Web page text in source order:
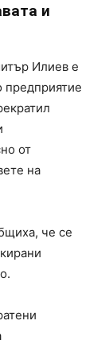
и
Илиев е
предприятие
от
на
че се